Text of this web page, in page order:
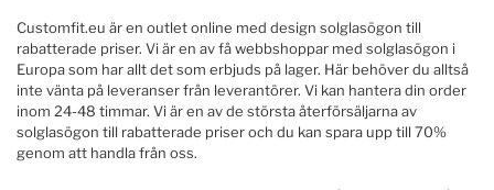
Customfit.eu är en outlet online med design solglasögon till
rabatterade priser. Vi är en av få webbshoppar med solglasögon i
Europa som har allt det som erbjuds på lager. Här behöver du alltså
inte vänta på leveranser från leverantörer. Vi kan hantera din order
inom 24-48 timmar. Vi är en av de största återförsäljarna av
solglasögon till rabatterade priser och du kan spara upp till 70%
genom att handla från oss.